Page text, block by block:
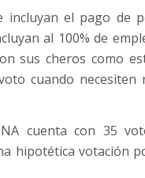
el pago de
al 100% de
sus cheros como
cuando necesiten
cuenta con 35
hipotética votación